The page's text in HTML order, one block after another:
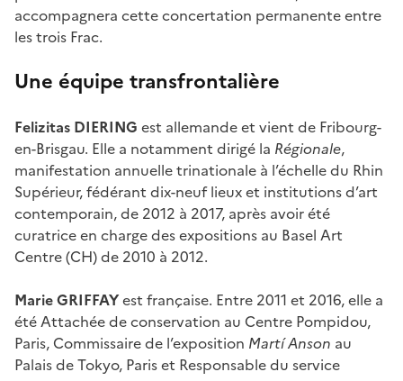
accompagnera cette concertation permanente entre
les trois Frac.
Une équipe transfrontalière
Felizitas DIERING est allemande et vient de Fribourg-
en-Brisgau. Elle a notamment dirigé la Régionale,
manifestation annuelle trinationale à l’échelle du Rhin
Supérieur, fédérant dix-neuf lieux et institutions d’art
contemporain, de 2012 à 2017, après avoir été
curatrice en charge des expositions au Basel Art
Centre (CH) de 2010 à 2012.
Marie GRIFFAYest française. Entre 2011 et 2016, elle a
été Attachée de conservation au Centre Pompidou,
Paris, Commissaire de l’exposition Martí Anson au
Palais de Tokyo, Paris et Responsable du service